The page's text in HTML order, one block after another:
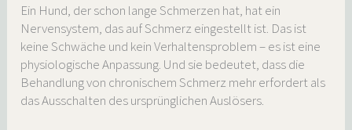
Ein Hund, der schon lange Schmerzen hat, hat ein
Nervensystem, das auf Schmerz eingestellt ist. Das ist
keine Schwäche und kein Verhaltensproblem – es ist eine
physiologische Anpassung. Und sie bedeutet, dass die
Behandlung von chronischem Schmerz mehr erfordert als
das Ausschalten des ursprünglichen Auslösers.